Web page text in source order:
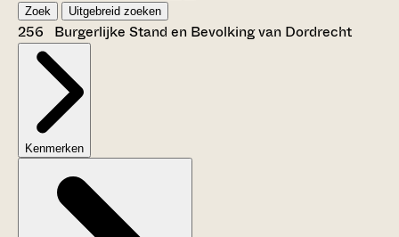
Zoek Uitgebreid zoeken
256 Burgerlijke Stand en Bevolking van Dordrecht
Kenmerken